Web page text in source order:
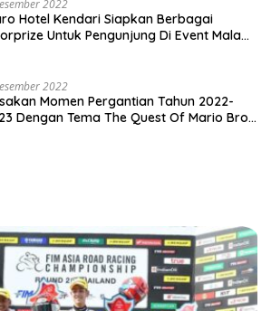
2022
Hotel Kendari Siapkan Berbagai
Untuk Pengunjung Di Event Malam
2022
Momen Pergantian Tahun 2022-
Dengan Tema The Quest Of Mario Bros